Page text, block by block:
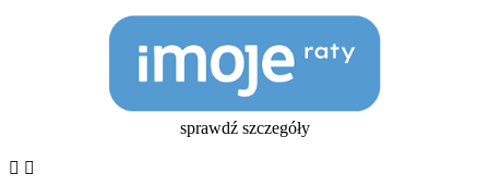
sprawdź szczegóły
 